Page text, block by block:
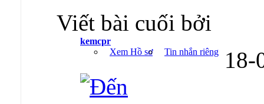
Viết bài cuối bởi
kemcpr
Xem Hồ sơ
Tin nhắn riêng